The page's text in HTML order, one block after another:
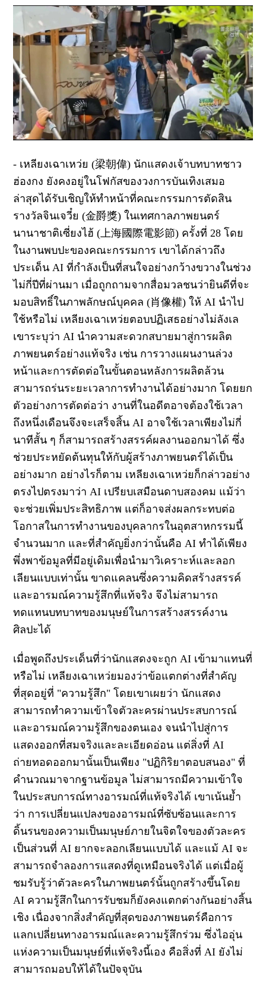
- เหลียงเฉาเหว่ย (梁朝偉) นักแสดงเจ้าบทบาทชาว
ฮ่องกง ยังคงอยู่ในโฟกัสของวงการบันเทิงเสมอ
ล่าสุดได้รับเชิญให้ทำหน้าที่คณะกรรมการตัดสิน
รางวัลจินเจวี๋ย (金爵獎) ในเทศกาลภาพยนตร์
นานาชาติเซี่ยงไฮ้ (上海國際電影節) ครั้งที่ 28 โดย
ในงานพบปะของคณะกรรมการ เขาได้กล่าวถึง
ประเด็น AI ที่กำลังเป็นที่สนใจอย่างกว้างขวางในช่วง
ไม่กี่ปีที่ผ่านมา เมื่อถูกถามจากสื่อมวลชนว่ายินดีที่จะ
มอบสิทธิ์ในภาพลักษณ์บุคคล (肖像權) ให้ AI นำไป
ใช้หรือไม่ เหลียงเฉาเหว่ยตอบปฏิเสธอย่างไม่ลังเล
เขาระบุว่า AI นำความสะดวกสบายมาสู่การผลิต
ภาพยนตร์อย่างแท้จริง เช่น การวางแผนงานล่วง
หน้าและการตัดต่อในขั้นตอนหลังการผลิตล้วน
สามารถร่นระยะเวลาการทำงานได้อย่างมาก โดยยก
ตัวอย่างการตัดต่อว่า งานที่ในอดีตอาจต้องใช้เวลา
ถึงหนึ่งเดือนจึงจะเสร็จสิ้น AI อาจใช้เวลาเพียงไม่กี่
นาทีสั้น ๆ ก็สามารถสร้างสรรค์ผลงานออกมาได้ ซึ่ง
ช่วยประหยัดต้นทุนให้กับผู้สร้างภาพยนตร์ได้เป็น
อย่างมาก อย่างไรก็ตาม เหลียงเฉาเหว่ยก็กล่าวอย่าง
ตรงไปตรงมาว่า AI เปรียบเสมือนดาบสองคม แม้ว่า
จะช่วยเพิ่มประสิทธิภาพ แต่ก็อาจส่งผลกระทบต่อ
โอกาสในการทำงานของบุคลากรในอุตสาหกรรมนี้
จำนวนมาก และที่สำคัญยิ่งกว่านั้นคือ AI ทำได้เพียง
พึ่งพาข้อมูลที่มีอยู่เดิมเพื่อนำมาวิเคราะห์และลอก
เลียนแบบเท่านั้น ขาดแคลนซึ่งความคิดสร้างสรรค์
และอารมณ์ความรู้สึกที่แท้จริง จึงไม่สามารถ
ทดแทนบทบาทของมนุษย์ในการสร้างสรรค์งาน
ศิลปะได้
เมื่อพูดถึงประเด็นที่ว่านักแสดงจะถูก AI เข้ามาแทนที่
หรือไม่ เหลียงเฉาเหว่ยมองว่าข้อแตกต่างที่สำคัญ
ที่สุดอยู่ที่ "ความรู้สึก" โดยเขาเผยว่า นักแสดง
สามารถทำความเข้าใจตัวละครผ่านประสบการณ์
และอารมณ์ความรู้สึกของตนเอง จนนำไปสู่การ
แสดงออกที่สมจริงและละเอียดอ่อน แต่สิ่งที่ AI
ถ่ายทอดออกมานั้นเป็นเพียง "ปฏิกิริยาตอบสนอง" ที่
คำนวณมาจากฐานข้อมูล ไม่สามารถมีความเข้าใจ
ในประสบการณ์ทางอารมณ์ที่แท้จริงได้ เขาเน้นย้ำ
ว่า การเปลี่ยนแปลงของอารมณ์ที่ซับซ้อนและการ
ดิ้นรนของความเป็นมนุษย์ภายในจิตใจของตัวละคร
เป็นส่วนที่ AI ยากจะลอกเลียนแบบได้ และแม้ AI จะ
สามารถจำลองการแสดงที่ดูเหมือนจริงได้ แต่เมื่อผู้
ชมรับรู้ว่าตัวละครในภาพยนตร์นั้นถูกสร้างขึ้นโดย
AI ความรู้สึกในการรับชมก็ยังคงแตกต่างกันอย่างสิ้น
เชิง เนื่องจากสิ่งสำคัญที่สุดของภาพยนตร์คือการ
แลกเปลี่ยนทางอารมณ์และความรู้สึกร่วม ซึ่งไออุ่น
แห่งความเป็นมนุษย์ที่แท้จริงนี้เอง คือสิ่งที่ AI ยังไม่
สามารถมอบให้ได้ในปัจจุบัน